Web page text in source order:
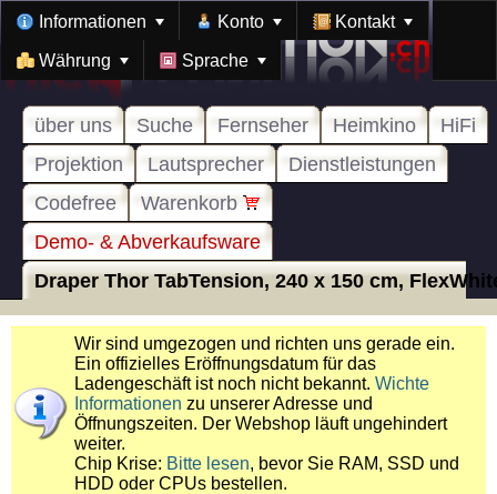
Informationen Konto Kontakt
Währung Sprache
über uns Suche Fernseher Heimkino
HiFi
Projektion
Lautsprecher
Dienstleistungen
Codefree
Warenkorb
Demo- & Abverkaufsware
Draper Thor TabTension, 240 x 150 cm,
Wir sind umgezogen und richten uns gerade ein.
Ein offizielles Eröffnungsdatum für das
Ladengeschäft ist noch nicht bekannt. Wichte
Informationen zu unserer Adresse und
Öffnungszeiten. Der Webshop läuft ungehindert
weiter.
Chip Krise: Bitte lesen, bevor Sie RAM, SSD und
HDD oder CPUs bestellen.